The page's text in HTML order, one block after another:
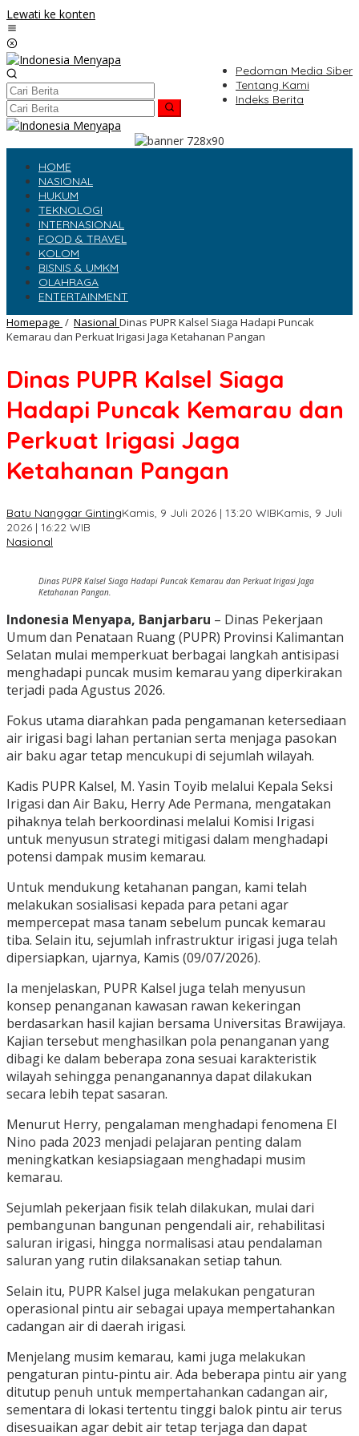
Lewati ke konten
Pedoman Media Siber
Tentang Kami
Indeks Berita
HOME
NASIONAL
HUKUM
TEKNOLOGI
INTERNASIONAL
FOOD & TRAVEL
KOLOM
BISNIS & UMKM
OLAHRAGA
ENTERTAINMENT
Homepage / Nasional Dinas PUPR Kalsel Siaga Hadapi Puncak
Kemarau dan Perkuat Irigasi Jaga Ketahanan Pangan
Dinas PUPR Kalsel Siaga
Hadapi Puncak Kemarau dan
Perkuat Irigasi Jaga
Ketahanan Pangan
Batu Nanggar GintingKamis, 9 Juli 2026 | 13:20 WIBKamis, 9 Juli
2026 | 16:22 WIB
Nasional
Dinas PUPR Kalsel Siaga Hadapi Puncak Kemarau dan Perkuat Irigasi Jaga
Ketahanan Pangan.
Indonesia Menyapa, Banjarbaru – Dinas Pekerjaan
Umum dan Penataan Ruang (PUPR) Provinsi Kalimantan
Selatan mulai memperkuat berbagai langkah antisipasi
menghadapi puncak musim kemarau yang diperkirakan
terjadi pada Agustus 2026.
Fokus utama diarahkan pada pengamanan ketersediaan
air irigasi bagi lahan pertanian serta menjaga pasokan
air baku agar tetap mencukupi di sejumlah wilayah.
Kadis PUPR Kalsel, M. Yasin Toyib melalui Kepala Seksi
Irigasi dan Air Baku, Herry Ade Permana, mengatakan
pihaknya telah berkoordinasi melalui Komisi Irigasi
untuk menyusun strategi mitigasi dalam menghadapi
potensi dampak musim kemarau.
Untuk mendukung ketahanan pangan, kami telah
melakukan sosialisasi kepada para petani agar
mempercepat masa tanam sebelum puncak kemarau
tiba. Selain itu, sejumlah infrastruktur irigasi juga telah
dipersiapkan, ujarnya, Kamis (09/07/2026).
Ia menjelaskan, PUPR Kalsel juga telah menyusun
konsep penanganan kawasan rawan kekeringan
berdasarkan hasil kajian bersama Universitas Brawijaya.
Kajian tersebut menghasilkan pola penanganan yang
dibagi ke dalam beberapa zona sesuai karakteristik
wilayah sehingga penanganannya dapat dilakukan
secara lebih tepat sasaran.
Menurut Herry, pengalaman menghadapi fenomena El
Nino pada 2023 menjadi pelajaran penting dalam
meningkatkan kesiapsiagaan menghadapi musim
kemarau.
Sejumlah pekerjaan fisik telah dilakukan, mulai dari
pembangunan bangunan pengendali air, rehabilitasi
saluran irigasi, hingga normalisasi atau pendalaman
saluran yang rutin dilaksanakan setiap tahun.
Selain itu, PUPR Kalsel juga melakukan pengaturan
operasional pintu air sebagai upaya mempertahankan
cadangan air di daerah irigasi.
Menjelang musim kemarau, kami juga melakukan
pengaturan pintu-pintu air. Ada beberapa pintu air yang
ditutup penuh untuk mempertahankan cadangan air,
sementara di lokasi tertentu tinggi balok pintu air terus
disesuaikan agar debit air tetap terjaga dan dapat